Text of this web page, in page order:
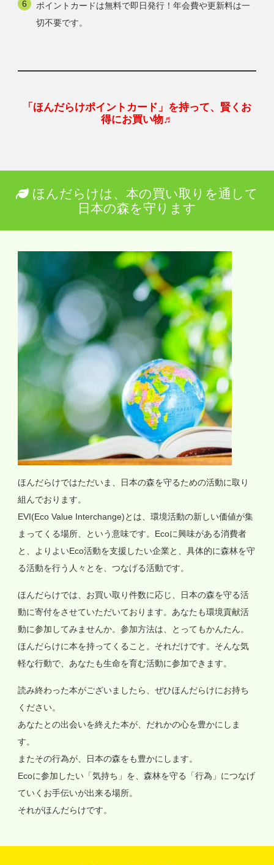
ポイントカードは無料で即日発行！年会費や更新料は一
切不要です。
「ほんだらけポイントカード」を持って、賢くお
得にお買い物♬
ほんだらけは、本の買い取りを通して
日本の森を守ります
ほんだらけではただいま、日本の森を守るための活動に取り
組んでおります。
EVI(Eco Value Interchange)とは、環境活動の新しい価値が集
まってくる場所、という意味です。Ecoに興味がある消費者
と、よりよいEco活動を支援したい企業と、具体的に森林を守
る活動を行う人々とを、つなげる活動です。
ほんだらけでは、お買い取り件数に応じ、日本の森を守る活
動に寄付をさせていただいております。あなたも環境貢献活
動に参加してみませんか。参加方法は、とってもかんたん。
ほんだらけに本を持ってくること。それだけです。そんな気
軽な行動で、あなたも生命を育む活動に参加できます。
読み終わった本がございましたら、ぜひほんだらけにお持ち
ください。
あなたとの出会いを終えた本が、だれかの心を豊かにしま
す。
またその行為が、日本の森をも豊かにします。
Ecoに参加したい「気持ち」を、森林を守る「行為」につなげ
ていくお手伝いが出来る場所。
それがほんだらけです。